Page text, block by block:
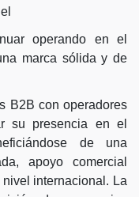
operando en el
marca sólida y de
B2B con operadores
su presencia en el
de una
apoyo comercial
internacional. La